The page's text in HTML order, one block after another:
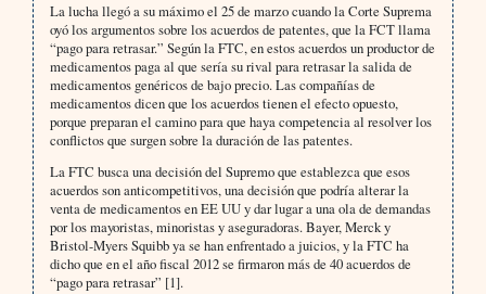
La lucha llegó a su máximo el 25 de marzo cuando la Corte Suprema
oyó los argumentos sobre los acuerdos de patentes, que la FCT llama
“pago para retrasar.” Según la FTC, en estos acuerdos un productor de
medicamentos paga al que sería su rival para retrasar la salida de
medicamentos genéricos de bajo precio. Las compañías de
medicamentos dicen que los acuerdos tienen el efecto opuesto,
porque preparan el camino para que haya competencia al resolver los
conflictos que surgen sobre la duración de las patentes.
La FTC busca una decisión del Supremo que establezca que esos
acuerdos son anticompetitivos, una decisión que podría alterar la
venta de medicamentos en EE UU y dar lugar a una ola de demandas
por los mayoristas, minoristas y aseguradoras. Bayer, Merck y
Bristol-Myers Squibb ya se han enfrentado a juicios, y la FTC ha
dicho que en el año fiscal 2012 se firmaron más de 40 acuerdos de
“pago para retrasar” [1].